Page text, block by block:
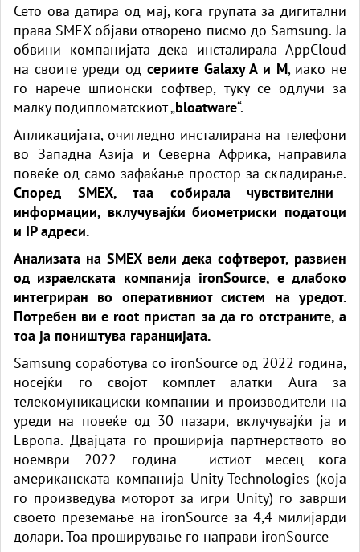
Сето ова датира од мај, кога групата за дигитални
права SMEX објави отворено писмо до Samsung. Ја
обвини компанијата дека инсталирала AppCloud
на своите уреди од сериите Galaxy A и M, иако не
го нарече шпионски софтвер, туку се одлучи за
малку подипломатскиот „bloatware“.
Апликацијата, очигледно инсталирана на телефони
во Западна Азија и Северна Африка, направила
повеќе од само зафаќање простор за складирање.
Според SMEX, таа собирала чувствителни
информации, вклучувајќи биометриски податоци
и IP адреси.
Анализата на SMEX вели дека софтверот, развиен
од израелската компанија ironSource, е длабоко
интегриран во оперативниот систем на уредот.
Потребен ви е root пристап за да го отстраните, а
тоа ја поништува гаранцијата.
Samsung соработува со ironSource од 2022 година,
носејќи го својот комплет алатки Aura за
телекомуникациски компании и производители на
уреди на повеќе од 30 пазари, вклучувајќи ја и
Европа. Двајцата го проширија партнерството во
ноември 2022 година - истиот месец кога
американската компанија Unity Technologies (која
го произведува моторот за игри Unity) го заврши
своето преземање на ironSource за 4,4 милијарди
долари. Тоа проширување го направи ironSource